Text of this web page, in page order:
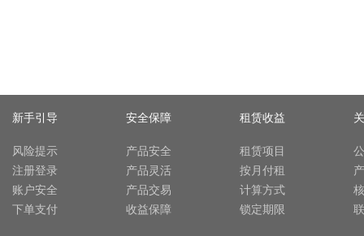
新手引导
风险提示
注册登录
账户安全
下单支付
安全保障
产品安全
产品灵活
产品交易
收益保障
租赁收益
租赁项目
按月付租
计算方式
锁定期限